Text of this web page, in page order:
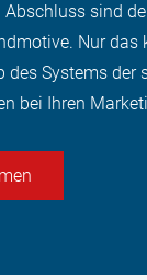
sind
Nur das
Systems
bei Ihren